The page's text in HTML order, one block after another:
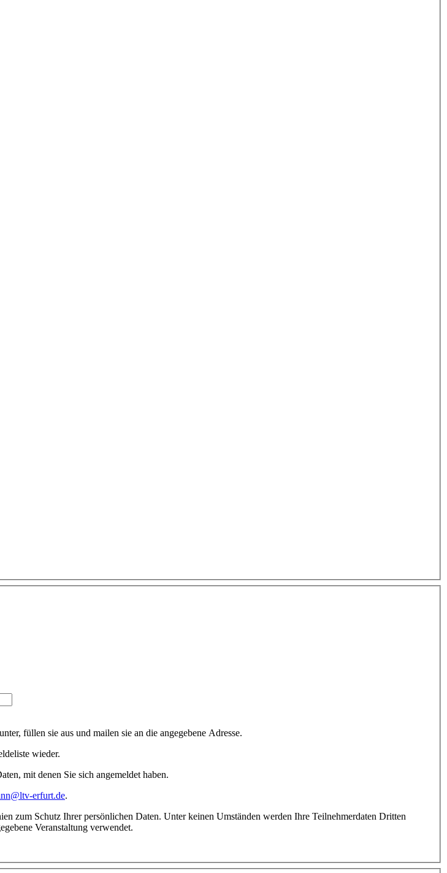
füllen sie aus und mailen sie an die angegebene Adresse.
wieder.
mit denen Sie sich angemeldet haben.
erfurt.de.
zum Schutz Ihrer persönlichen Daten. Unter keinen Umständen werden Ihre Teilnehmerdaten Dritten
Veranstaltung verwendet.